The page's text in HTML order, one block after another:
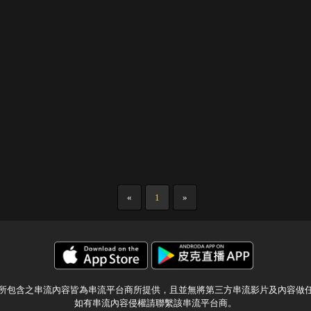
« 1 »
包含之串流內容皆為串流平台商所提供，且並無將第三方串流影片及內容做
如有串流內容侵權請聯繫該串流平台商。